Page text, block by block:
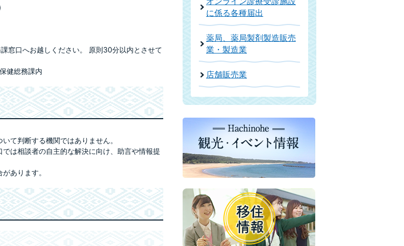
窓口へお越しください。 原則30分以内とさせて
健総務課内
て判断する機関ではありません。
は相談者の自主的な解決に向け、助言や情報提
あります。
に係る各種届出
薬局、薬局製剤製造販売
業・製造業
店舗販売業